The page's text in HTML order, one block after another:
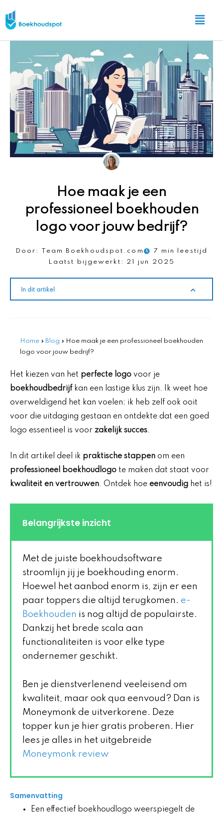
naar
de
Main
Menu
Hoe maak je een
professioneel boekhouden
logo voor jouw bedrijf?
Door: Team Boekhoudspot.com
7 min leestijd
Laatst bijgewerkt:
21 jun 2025
In dit artikel
Home » Blog » Hoe maak je een professioneel boekhouden
logo voor jouw bedrijf?
Het kiezen van het perfecte logo voor je
boekhoudbedrijfkan een lastige klus zijn. Ik weet hoe
overweldigend het kan voelen; ik heb zelf ook ooit
voor die uitdaging gestaan en ontdekte dat een goed
logo essentieel is voor zakelijk succes.
In dit artikel deel ik praktische stappen om een
professioneel boekhoudlogo te maken dat staat voor
kwaliteit en vertrouwen. Ontdek hoe eenvoudig het is!
Belangrijkste inzicht
Met de juiste boekhoudsoftware
stroomlijn jij je boekhouding enorm.
Hoewel het aanbod enorm is, zijn er een
paar toppers die altijd terugkomen. e-
Boekhouden is nog altijd de populairste.
Dankzij het brede scala aan
functionaliteiten is voor elke type
ondernemer geschikt.
Ben je dienstverlenend veeleisend om
kwaliteit, maar ook qua eenvoud? Dan is
Moneymonk de uitverkorene. Deze
topper kun je hier gratis proberen. Hier
lees je alles in het uitgebreide
Moneymonk review
Samenvatting
Een effectief boekhoudlogo weerspiegelt de